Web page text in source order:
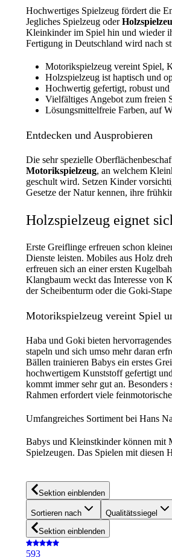
Hochwertiges Spielzeug fördert die
Jegliches Spielzeug oder
Kleinkinder im Spiel hin und wieder
Fertigung in Deutschland wird nach
Motorikspielzeug vereint Spiel,
Holzspielzeug ist haptisch und
Hochwertig gefertigt, robust und
Vielfältiges Angebot zum freien
Lösungsmittelfreie Farben, auf
Entdecken und Ausprobieren
Die sehr spezielle
Motorikspielzeug, an welchem
geschult wird. Setzen Kinder
Gesetze der Natur kennen, ihre
Holzspielzeug eignet
Erste Greiflinge erfreuen schon
Dienste leisten. Mobiles aus Holz
erfreuen sich an einer ersten
Klangbaum weckt das Interesse von
der Scheibenturm oder die Goki-
Motorikspielzeug vereint Spiel
Haba und Goki bieten
stapeln und sich umso mehr daran
Bällen trainieren Babys ein erstes
hochwertigem Kunststoff gefertigt
kommt immer sehr gut an.
Rahmen erfordert viele
Umfangreiches Sortiment bei Hans
Babys und Kleinstkinder können mit
Spielzeugen. Das Spielen mit
Sektion einblenden
Sortieren nach Qualitätssiegel
Sektion einblenden
593